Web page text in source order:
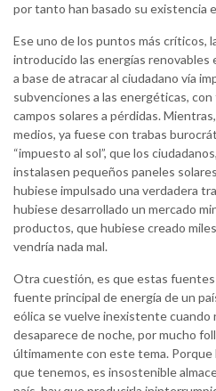
por tanto han basado su existencia
Ese uno de los puntos más críticos,
introducido las energías renovables
a base de atracar al ciudadano vía
subvenciones a las energéticas,
campos solares a pérdidas.
medios, ya fuese con trabas
“impuesto al sol”, que los
instalasen pequeños paneles
hubiese impulsado una verdadera
hubiese desarrollado un mercado
productos, que hubiese creado
vendría nada mal.
Otra cuestión, es que estas
fuente principal de energía de un
eólica se vuelve inexistente cuando
desaparece de noche, por mucho
últimamente con este tema. Porque
que tenemos, es insostenible